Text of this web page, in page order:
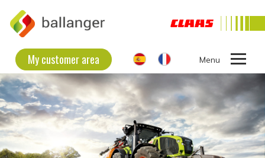
My customer area
Ouvrir
le
THE COMPANY
SECOND HAND EQUIPMENT
NEW EQUIPMENT